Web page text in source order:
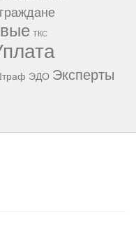
ТКС
ЭДО Эксперты